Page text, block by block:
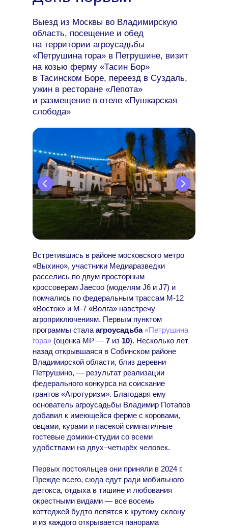
Выезд из Москвы во Владимирскую
область, посещение и обед
на территории агроусадьбы
«Петрушина гора» в Петрушине, визит
на козью ферму «Тасин Бор»
в Тасинском Боре, переезд в Суздаль,
ужин в ресторане «Лепота»
и размещение в отеле «Пушкарская
слобода»
Встретившись в районе московского метро
«Выхино», участники Медиаразведки
расселись по двум просторным
кроссоверам Jaecoo (моделям J6 и J7) и
помчались по федеральным трассам М-12
«Восток» и М-7 «Волга» навстречу
агроприключениям. Первым пунктом
программы стала агроусадьба «Петрушина
гора» (оценка МР — 7 из 10). Несколько лет
назад открывшаяся в Собинском районе
Владимирской области, близ деревни
Петрушино, — результат реализации
федерального конкурса на соискание
грантов «Агротуризм». Благодаря ему
основатель агроусадьбы Владимир Потапов
добавил к имеющейся ферме с коровами,
овцами, курами и пасекой симпатичные
гостевые домики-студии со всеми
удобствами на двух–четырёх человек.
Первых постояльцев они приняли в 2024 г.
Прежде всего, сюда едут ради мобильного
детокса, отдыха в тишине и любования
окрестными видами — все восемь
коттеджей будто лепятся к крутому склону
и из каждого открывается панорама